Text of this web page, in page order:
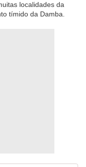
localidades da
tímido da Damba.